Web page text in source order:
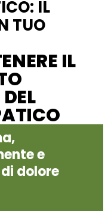
IL
TUO
IL
e
dolore